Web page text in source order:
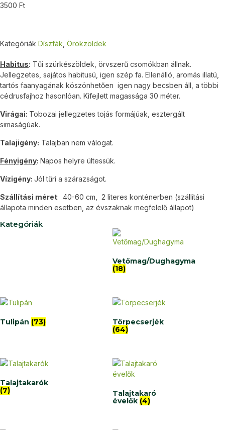
3500 Ft
Kategóriák Díszfák Örökzöldek
Habitus: Tűi szürkészöldek, örvszerű csomókban állnak.
Jellegzetes, sajátos habitusú, igen szép fa. Ellenálló, aromás illatú,
tartós faanyagának köszönhetően igen nagy becsben áll, a többi
cédrusfajhoz hasonlóan. Kifejlett magassága 30 méter.
Virágai: Tobozai jellegzetes tojás formájúak, esztergált
simaságúak.
Talajigény: Talajban nem válogat.
Fényigény: Napos helyre ültessük.
Vízigény: Jól tűri a szárazságot.
Szállítási méret: 40-60 cm, 2 literes konténerben (szállítási
állapota minden esetben, az évszaknak megfelelő állapot)
Kategóriák
Vetőmag/Dughagyma
(18)
Tulipán (73)
Törpecserjék
(64)
Talajtakarók
(7)
Talajtakaró
évelők (4)